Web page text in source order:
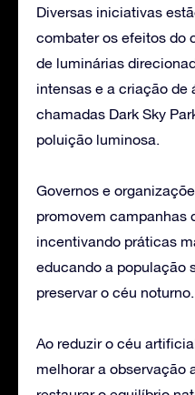
Diversas iniciativas
combater os efeitos do
de luminárias
intensas e a criação de
chamadas Dark Sky
poluição luminosa.
Governos e
promovem campanhas
incentivando práticas
educando a população
preservar o céu noturno.
Ao reduzir o céu
melhorar a observação